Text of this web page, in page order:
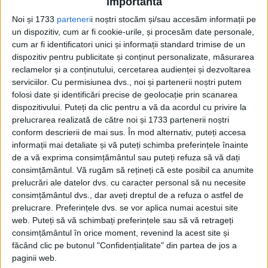
Noi și 1733 partenerii noștri stocăm și/sau accesăm informații pe
un dispozitiv, cum ar fi cookie-urile, și procesăm date personale,
cum ar fi identificatori unici și informații standard trimise de un
dispozitiv pentru publicitate și conținut personalizate, măsurarea
reclamelor și a conținutului, cercetarea audienței și dezvoltarea
serviciilor. Cu permisiunea dvs., noi și partenerii noștri putem
folosi date și identificări precise de geolocație prin scanarea
dispozitivului. Puteți da clic pentru a vă da acordul cu privire la
prelucrarea realizată de către noi și 1733 partenerii noștri
conform descrierii de mai sus. În mod alternativ, puteți accesa
informații mai detaliate și vă puteți schimba preferințele înainte
de a vă exprima consimțământul sau puteți refuza să vă dați
consimțământul. Vă rugăm să rețineți că este posibil ca anumite
prelucrări ale datelor dvs. cu caracter personal să nu necesite
consimțământul dvs., dar aveți dreptul de a refuza o astfel de
prelucrare. Preferințele dvs. se vor aplica numai acestui site
web. Puteți să vă schimbați preferințele sau să vă retrageți
consimțământul în orice moment, revenind la acest site și
făcând clic pe butonul "Confidențialitate" din partea de jos a
paginii web.
Pagini:12
Din ultima ediție ...
Regina României
Carol al II-lea și acțiunile sale care au ruinat
România Mare
Afaceri oneroase care au marcat România
modernă: Strousberg și Hallier
ETICHETE:
PUBLICAT IN CATEGORIILE:
IULIE 2025
DISTRIBUIE ȘTIREA: FACEBOOK| TWITTER
DACĂ VA PLAC MATERIALELE PUBLICATE, VA INVITĂM SĂ NE URMĂRIȚI
ȘI PE PAGINA NOASTRĂ DE FACEBOOK
RECOMANDARI PENTRU TINE